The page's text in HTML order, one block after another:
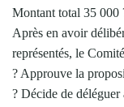
Montant total 35 000
Après en avoir
représentés, le
? Approuve la
? Décide de